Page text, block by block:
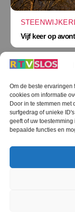
Om de beste
cookies om informatie
Door in te stemmen
surfgedrag of unieke
geeft of uw
bepaalde functies en
Vijf keer op
RTV SLOS